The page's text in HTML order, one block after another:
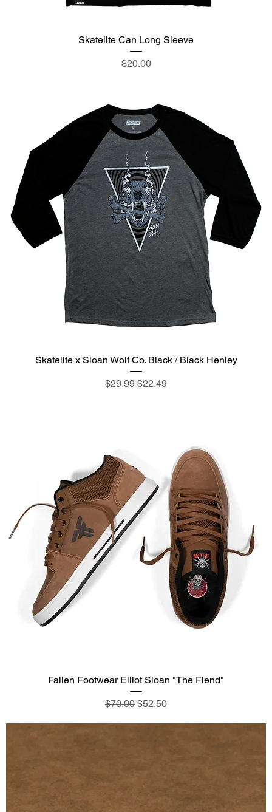
Skatelite Can Long Sleeve
価格
$20.00
Skatelite x Sloan Wolf Co. Black / Black Henley
通常価格
$29.99 セール価格
$22.49
Fallen Footwear Elliot Sloan "The Fiend"
通常価格
$70.00 セール価格
$52.50